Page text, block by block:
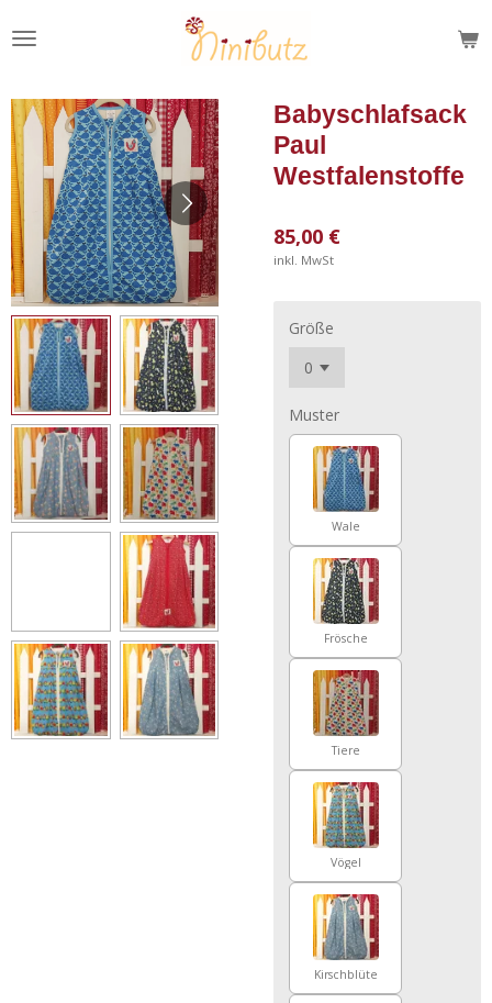
Hauptinhalt
Babyschlafsack
Paul
Westfalenstoffe
85,00 €
inkl. MwSt
Größe
Muster
Wale
Frösche
Tiere
Vögel
Kirschblüte